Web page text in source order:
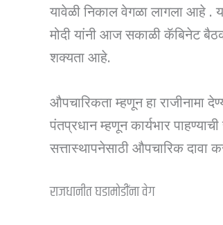
यावेळी निकाल वेगळा लागला आहे .
मोदी यांनी आज सकाळी कॅबिनेट
शक्यता आहे.
औपचारिकता म्हणून हा राजीनामा
पंतप्रधान म्हणून कार्यभार
सत्तास्थापनेसाठी औपचारिक दावा
राजधानीत घडामोडींना वेग